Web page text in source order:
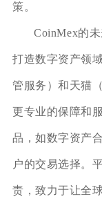
策。
CoinMex的
打造数字资产领
管服务）和天猫
更专业的保障和
品，如数字资产
户的交易选择。
责，致力于让全